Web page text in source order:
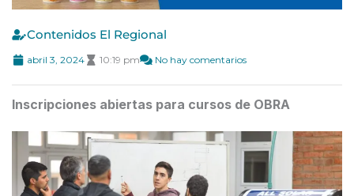
Contenidos El Regional
abril 3, 2024 10:19 pm No hay comentarios
Inscripciones abiertas para cursos de OBRA